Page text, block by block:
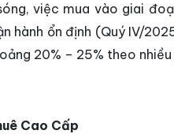
việc mua vào giai
hành ổn định (Quý IV/
20% – 25% theo
Cao Cấp